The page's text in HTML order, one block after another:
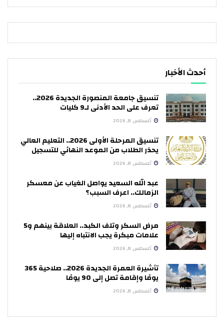
أحدث الأخبار
تنسيق جامعة المنصورة الجديدة 2026..
تعرف على الحد الأدنى لـ9 كليات
أغسطس 8, 2026
تنسيق المرحلة الأولى 2026.. التعليم العالي
يحذر الطلاب من الموعد النهائي للتسجيل
أغسطس 8, 2026
عبد الله السعيد يواصل الغياب عن معسكر
الزمالك.. اعرف السبب؟
أغسطس 8, 2026
مرض السكر وتلف الكبد.. العلاقة بينهم و5
علامات مبكرة يجب الانتباه إليها
أغسطس 8, 2026
تأشيرة العمرة الجديدة 2026.. صلاحية 365
يومًا وإقامة تصل إلى 90 يومًا
أغسطس 8, 2026